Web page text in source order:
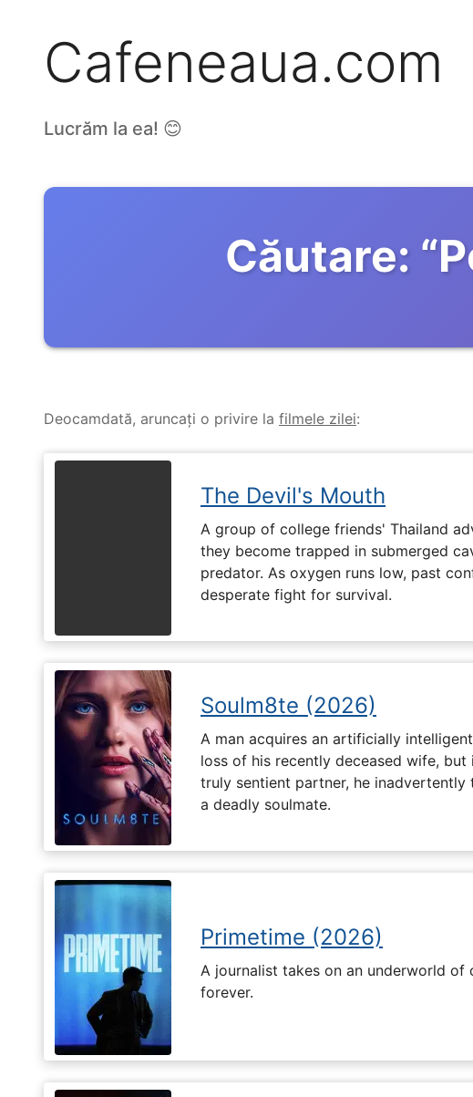
Cafeneaua.com
Lucrăm la ea! 😊
Căutare: “
Deocamdată, aruncați o privire la filmele zilei:
The Devil's Mouth
A group of college friends' Thailand
they become trapped in submerged
predator. As oxygen runs low, past
desperate fight for survival.
Soulm8te (2026)
A man acquires an artificially
loss of his recently deceased wife,
truly sentient partner, he inadvertently
a deadly soulmate.
Primetime (2026)
A journalist takes on an underworld of
forever.